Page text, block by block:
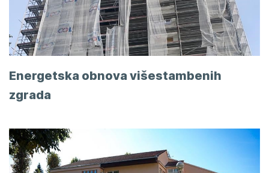
Energetska obnova višestambenih
zgrada